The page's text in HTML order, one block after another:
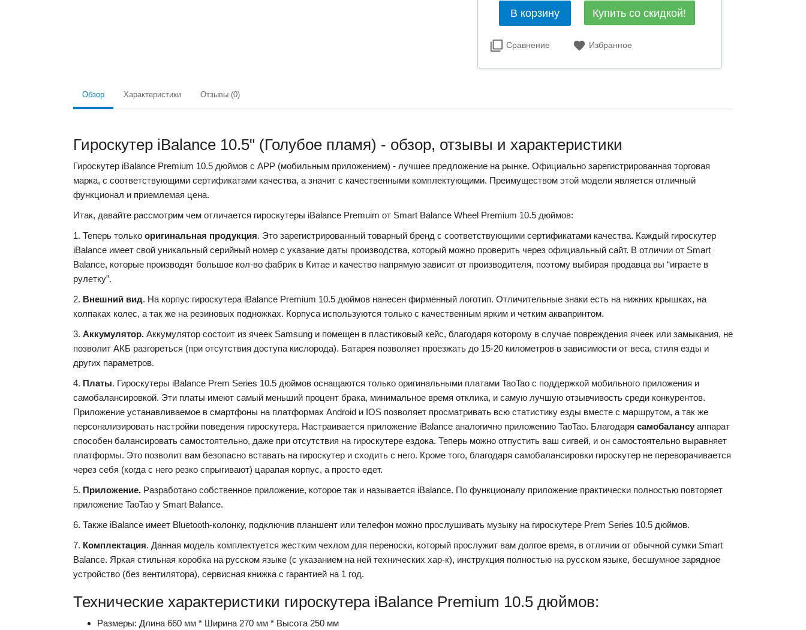
В корзину Купить со скидкой!
Сравнение Избранное
Обзор Характеристики Отзывы (0)
Гироскутер iBalance 10.5" (Голубое пламя) - обзор, отзывы и характеристики
Гироскутер iBalance Premium 10.5 дюймов с АРР (мобильным приложением) - лучшее предложение на рынке. Официально зарегистрированная торговая
марка, с соответствующими сертификатами качества, а значит с качественными комплектующими. Преимуществом этой модели является отличный
функционал и приемлемая цена.
Итак, давайте рассмотрим чем отличается гироскутеры iBalance Premuim от Smart Balance Wheel Premium 10.5 дюймов:
1. Теперь только оригинальная продукция. Это зарегистрированный товарный бренд с соответствующими сертификатами качества. Каждый гироскутер
iBalance имеет свой уникальный серийный номер с указание даты производства, который можно проверить через официальный сайт. В отличии от Smart
Balance, которые производят большое кол-во фабрик в Китае и качество напрямую зависит от производителя, поэтому выбирая продавца вы “играете в
рулетку”.
2. Внешний вид. На корпус гироскутера iBalance Premium 10.5 дюймов нанесен фирменный логотип. Отличительные знаки есть на нижних крышках, на
колпаках колес, а так же на резиновых подножках. Корпуса используются только с качественным ярким и четким аквапринтом.
3. Аккумулятор. Аккумулятор состоит из ячеек Samsung и помещен в пластиковый кейс, благодаря которому в случае повреждения ячеек или замыкания, не
позволит АКБ разгореться (при отсутствия доступа кислорода). Батарея позволяет проезжать до 15-20 километров в зависимости от веса, стиля езды и
других параметров.
4. Платы. Гироскутеры iBalance Prem Series 10.5 дюймов оснащаются только оригинальными платами TaoTao с поддержкой мобильного приложения и
самобалансировкой. Эти платы имеют самый меньший процент брака, минимальное время отклика, и самую лучшую отзывчивость среди конкурентов.
Приложение устанавливаемое в смартфоны на платформах Android и IOS позволяет просматривать всю статистику езды вместе с маршрутом, а так же
персонализировать настройки поведения гироскутера. Настраивается приложение iBalance аналогично приложению TaoTao. Благодаря самобалансу аппарат
способен балансировать самостоятельно, даже при отсутствия на гироскутере ездока. Теперь можно отпустить ваш сигвей, и он самостоятельно выравняет
платформы. Это позволит вам безопасно вставать на гироскутер и сходить с него. Кроме того, благодаря самобалансировки гироскутер не переворачивается
через себя (когда с него резко спрыгивают) царапая корпус, а просто едет.
5. Приложение. Разработано собственное приложение, которое так и называется iBalance. По функционалу приложение практически полностью повторяет
приложение TaoTao у Smart Balance.
6. Также iBalance имеет Bluetooth-колонку, подключив планшент или телефон можно прослушивать музыку на гироскутере Prem Series 10.5 дюймов.
7. Комплектация. Данная модель комплектуется жестким чехлом для переноски, который прослужит вам долгое время, в отличии от обычной сумки Smart
Balance. Яркая стильная коробка на русском языке (с указанием на ней технических хар-к), инструкция полностью на русском языке, бесшумное зарядное
устройство (без вентилятора), сервисная книжка с гарантией на 1 год.
Технические характеристики гироскутера iBalance Premium 10.5 дюймов:
Размеры: Длина 660 мм * Ширина 270 мм * Высота 250 мм